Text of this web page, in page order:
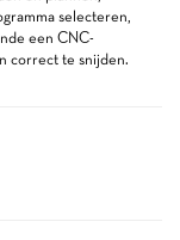
selecteren,
een CNC-
correct te snijden.